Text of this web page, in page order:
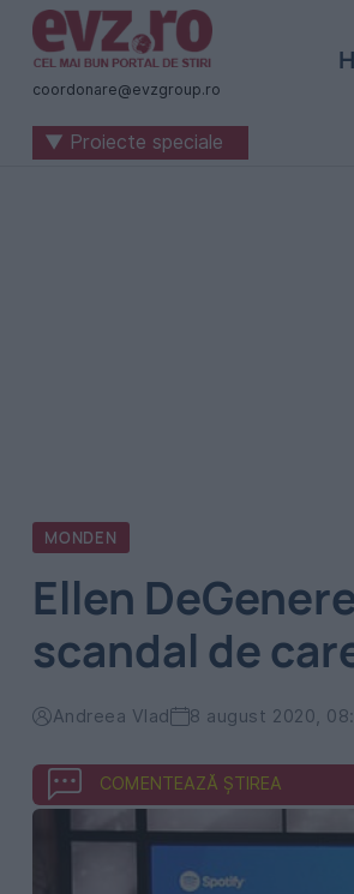
Știri
naționale
internaționale
coordonare@evzgroup.ro
▼ Proiecte speciale
MONDEN
Ellen
scandal de
Andreea Vlad 8 august 2020,
COMENTEAZĂ ȘTIREA